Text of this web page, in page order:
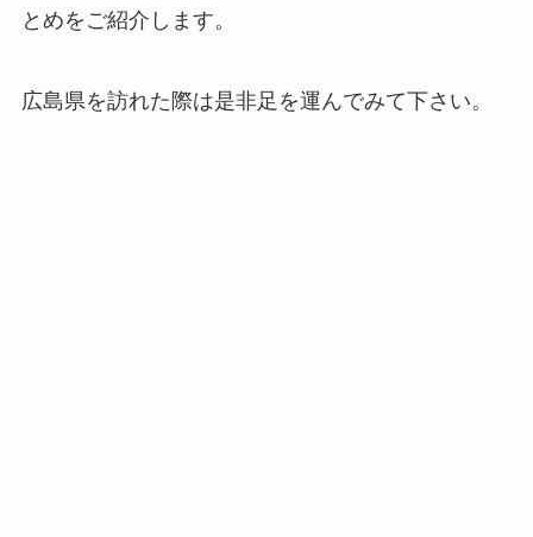
とめをご紹介します。
広島県を訪れた際は是非足を運んでみて下さい。